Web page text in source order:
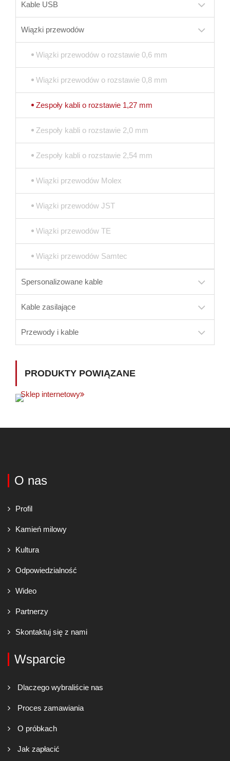
Kable USB
Wiązki przewodów
Wiązki przewodów o rozstawie 0,6 mm
Wiązki przewodów o rozstawie 0,8 mm
Zespoły kabli o rozstawie 1,27 mm
Zespoły kabli o rozstawie 2,0 mm
Zespoły kabli o rozstawie 2,54 mm
Wiązki przewodów Molex
Wiązki przewodów JST
Wiązki przewodów TE
Wiązki przewodów Samtec
Spersonalizowane kable
Kable zasilające
Przewody i kable
PRODUKTY POWIĄZANE
Sklep internetowy
O nas
Profil
Kamień milowy
Kultura
Odpowiedzialność
Wideo
Partnerzy
Skontaktuj się z nami
Wsparcie
Dlaczego wybraliście nas
Proces zamawiania
O próbkach
Jak zapłacić